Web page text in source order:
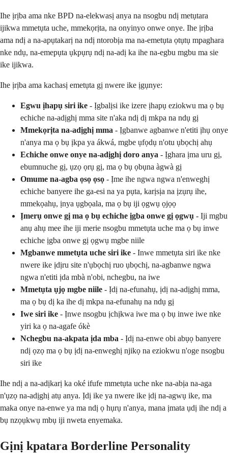
Ihe ịrịba ama nke BPD na-elekwasị anya na nsogbu ndị metụtara
ijikwa mmetụta uche, mmekọrịta, na onyinyo onwe onye. Ihe ịrịba
ama ndị a na-apụtakarị na ndị ntorobịa ma na-emetụta ọtụtụ mpaghara
nke ndụ, na-emepụta ụkpụrụ ndị na-adị ka ihe na-egbu mgbu ma sie
ike ijikwa.
Ihe ịrịba ama kachasị emetụta gị nwere ike ịgụnye:
Egwu ịhapụ siri ike - Ịgbalịsi ike izere ịhapụ eziokwu ma ọ bụ
echiche na-adịghị mma site n'aka ndị dị mkpa na ndụ gị
Mmekọrịta na-adịghị mma - Ịgbanwe agbanwe n'etiti ịhụ onye
n'anya ma ọ bụ ịkpa ya ákwá, mgbe ụfọdụ n'otu ụbọchị ahụ
Echiche onwe onye na-adịghị doro anya - Ịghara ịma uru gị,
ebumnuche gị, ụzọ ọrụ gị, ma ọ bụ ọbụna àgwà gị
Omume na-agba ọsọ ọsọ - Ịme ihe ngwa ngwa n'enweghị
echiche banyere ihe ga-esi na ya pụta, karịsịa na ịzụrụ ihe,
mmekọahụ, ịnya ụgbọala, ma ọ bụ iji ọgwụ ọjọọ
Ịmerụ onwe gị ma ọ bụ echiche ịgba onwe gị ọgwụ - Iji mgbu
anụ ahụ mee ihe iji merie nsogbu mmetụta uche ma ọ bụ inwe
echiche ịgba onwe gị ọgwụ mgbe niile
Mgbanwe mmetụta uche siri ike - Inwe mmetụta siri ike nke
nwere ike ịdịru site n'ụbọchị ruo ụbọchị, na-agbanwe ngwa
ngwa n'etiti ịda mbà n'obi, nchegbu, na iwe
Mmetụta ụjọ mgbe niile - Ịdị na-efunahụ, ịdị na-adịghị mma,
ma ọ bụ dị ka ihe dị mkpa na-efunahụ na ndụ gị
Iwe siri ike - Ịnwe nsogbu ịchịkwa iwe ma ọ bụ inwe iwe nke
yiri ka ọ na-agafe ókè
Nchegbu na-akpata ịda mba - Ịdị na-enwe obi abụọ banyere
ndị ọzọ ma ọ bụ ịdị na-enweghị njikọ na eziokwu n'oge nsogbu
siri ike
Ihe ndị a na-adịkarị ka oké ifufe mmetụta uche nke na-abịa na-aga
n'ụzọ na-adịghị atụ anya. Ịdị ike ya nwere ike ịdị na-agwụ ike, ma
maka onye na-enwe ya ma ndị ọ hụrụ n'anya, mana ịmata ụdị ihe ndị a
bụ nzọụkwụ mbụ iji nweta enyemaka.
Gịnị kpatara Borderline Personality